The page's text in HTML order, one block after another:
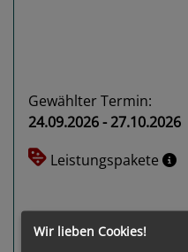
Gewählter Termin:
24.09.2026 - 27.10.2026
Leistungspakete
Routeninfos
Wir lieben Cookies!